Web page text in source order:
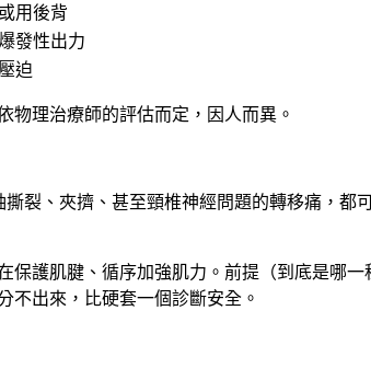
用後背
發性出力
迫
物理治療師的評估而定，因人而異。
裂、夾擠、甚至頸椎神經問題的轉移痛，都
護肌腱、循序加強肌力。前提（到底是哪
不出來，比硬套一個診斷安全。